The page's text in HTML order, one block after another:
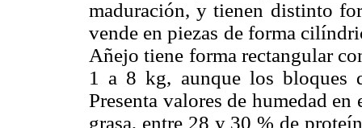
maduración, y tienen distinto
vende en piezas de forma
Añejo tiene forma rectangular
1 a 8 kg, aunque los bloques
Presenta valores de humedad
grasa, entre 28 y 30 % de